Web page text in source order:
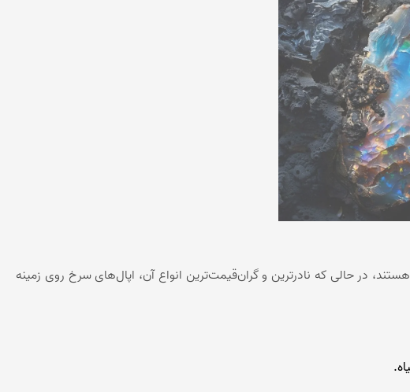
در حالی که نادرترین و گران‌قیمت‌ترین انواع آن، اپال‌های سرخ روی زمینه